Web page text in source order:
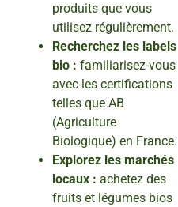
produits que vous
utilisez régulièrement.
Recherchez les labels
bio : familiarisez-vous
avec les certifications
telles que AB
(Agriculture
Biologique) en France.
Explorez les marchés
locaux : achetez des
fruits et légumes bios